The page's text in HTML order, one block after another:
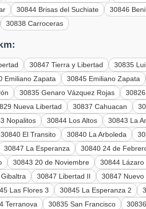
30844 Brisas del Suchiate 30846
30838 Carroceras
30847 Tierra y Libertad 30835
Emiliano Zapata 30845 Emiliano Zapata
30835 Genaro Vázquez Rojas
Nueva Libertad 30837 Cahuacan
Nopalitos 30844 Los Altos 30843 La
30840 El Transito 30840 La Arboleda
30847 La Esperanza 30840 24 de
30843 20 de Noviembre 30844 Lázaro
30847 Libertad II 30847
Las Flores 3 30845 La Esperanza 2
Terranova 30835 San Francisco